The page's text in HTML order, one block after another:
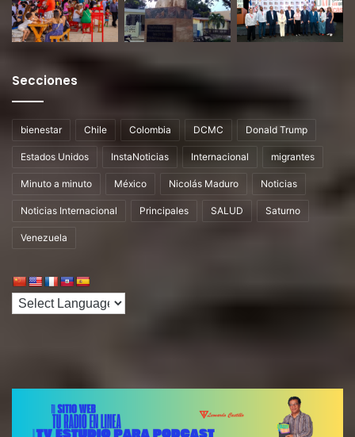
Secciones
bienestar Chile Colombia DCMC Donald Trump
Estados Unidos InstaNoticias Internacional migrantes
Minuto a minuto México Nicolás Maduro Noticias
Noticias Internacional Principales SALUD Saturno
Venezuela